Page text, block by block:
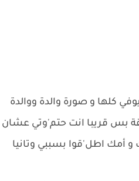
كلها و صورة والدة ووالدة
بس قريبا انت حتم'وتي عشان
أمك اطل'قوا بسببي وتانيا